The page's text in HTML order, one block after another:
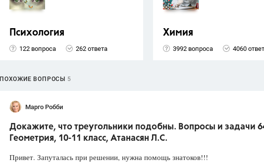
Психология
122 вопроса 262 ответа
Химия
3992 вопроса 4060
ПОХОЖИЕ ВОПРОСЫ 5
Марго Робби
Докажите, что треугольники подобны. Вопросы и задачи
Геометрия, 10-11 класс, Атанасян Л.С.
Привет. Запуталась при решении, нужна помощь знатоков!!!